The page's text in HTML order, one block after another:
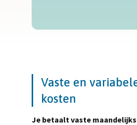
Vaste en
kosten
Je betaalt vaste